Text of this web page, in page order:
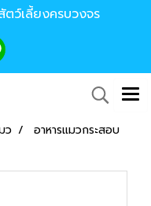
ว์เลี้ยงครบวงจร
ว
อาหารแมวกระสอบ